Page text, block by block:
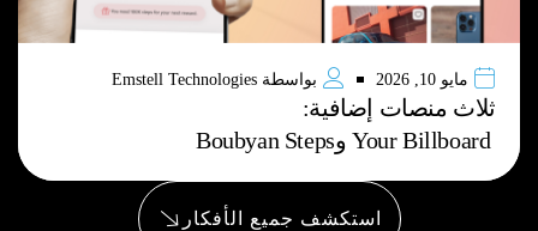
مايو 10, 2026 بواسطة
ثلاث منصات إضافية:
Your Billboard وBoubyan Steps
استكشف جميع الأفكار